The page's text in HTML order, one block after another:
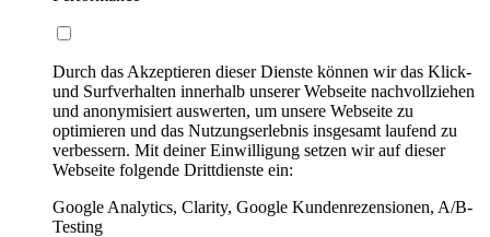
Durch das Akzeptieren dieser Dienste können wir das Klick-
und Surfverhalten innerhalb unserer Webseite nachvollziehen
und anonymisiert auswerten, um unsere Webseite zu
optimieren und das Nutzungserlebnis insgesamt laufend zu
verbessern. Mit deiner Einwilligung setzen wir auf dieser
Webseite folgende Drittdienste ein:
Google Analytics, Clarity, Google Kundenrezensionen, A/B-
Testing